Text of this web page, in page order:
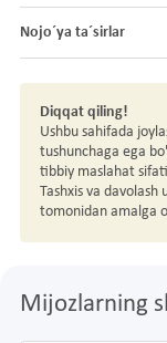
Nojo´ya ta´sirlar
Diqqat qiling!
Ushbu sahifada
tushunchaga ega
tibbiy maslahat
Tashxis va
tomonidan amalga
Mijozlarning